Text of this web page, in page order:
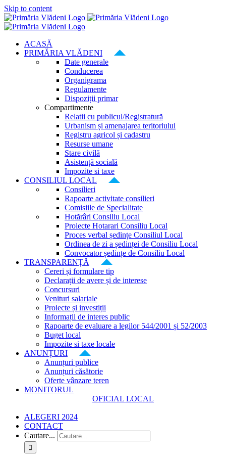
Skip to content
ACASĂ
PRIMĂRIA VLĂDENI
Date generale
Conducerea
Organigrama
Regulamente
Dispoziții primar
Compartimente
Relatii cu publicul/Registratură
Urbanism și amenajarea teritoriului
Registru agricol și cadastru
Resurse umane
Stare civilă
Asistență socială
Impozite si taxe
CONSILIUL LOCAL
Consilieri
Rapoarte activitate consilieri
Comisiile de Specialitate
Hotărâri Consiliu Local
Proiecte Hotarari Consiliu Local
Proces verbal ședințe Consiliul Local
Ordinea de zi a ședinței de Consiliu Local
Convocator ședințe de Consiliu Local
TRANSPARENȚĂ
Cereri și formulare tip
Declarații de avere și de interese
Concursuri
Venituri salariale
Proiecte și investiții
Informații de interes public
Rapoarte de evaluare a legilor 544/2001 și 52/2003
Buget local
Impozite si taxe locale
ANUNȚURI
Anunțuri publice
Anunțuri căsătorie
Oferte vânzare teren
MONITORUL
OFICIAL LOCAL
ALEGERI 2024
CONTACT
Cautare...